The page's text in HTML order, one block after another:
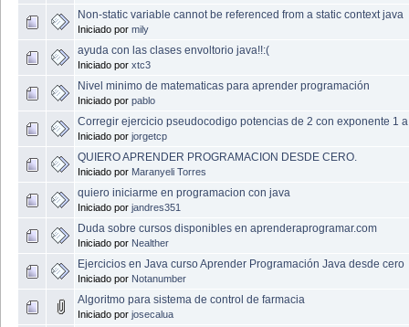
Non-static variable cannot be referenced from a static context java
Iniciado por mily
ayuda con las clases envoltorio java!!:(
Iniciado por xtc3
Nivel minimo de matematicas para aprender programación
Iniciado por pablo
Corregir ejercicio pseudocodigo potencias de 2 con exponente 1
Iniciado por jorgetcp
QUIERO APRENDER PROGRAMACION DESDE CERO.
Iniciado por Maranyeli Torres
quiero iniciarme en programacion con java
Iniciado por jandres351
Duda sobre cursos disponibles en aprenderaprogramar.com
Iniciado por Nealther
Ejercicios en Java curso Aprender Programación Java desde cero
Iniciado por Notanumber
Algoritmo para sistema de control de farmacia
Iniciado por josecalua